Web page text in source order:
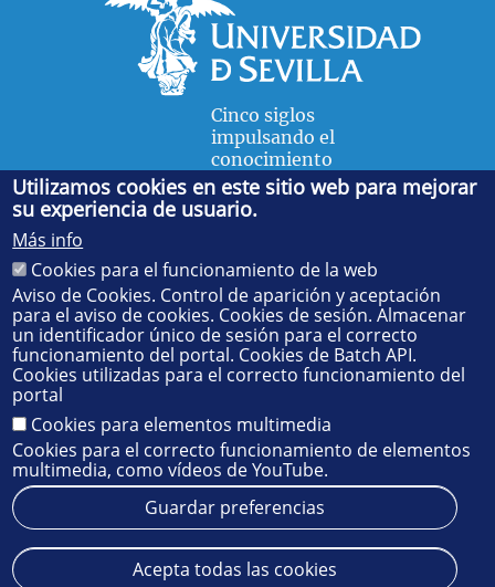
Cinco siglos
impulsando el
conocimiento
FACULTAD DE FÍSICA
Avda. de la Reina Mercedes, s/n. 41012 Sevilla. Tel.:
55 28 91. Administración:administradorfisica@us.es
Secretaría:jsecfisi@us.es- Decanato:ffisaog@us.es
Aviso legal Protección de datos
Cookies
Utilizamos cookies en este sitio web para mejorar
su experiencia de usuario.
Más info
Cookies para el funcionamiento de la web
Aviso de Cookies. Control de aparición y aceptación
para el aviso de cookies. Cookies de sesión. Almacenar
un identificador único de sesión para el correcto
funcionamiento del portal. Cookies de Batch API.
Cookies utilizadas para el correcto funcionamiento del
portal
Cookies para elementos multimedia
Cookies para el correcto funcionamiento de elementos
multimedia, como vídeos de YouTube.
Guardar preferencias
Acepta todas las cookies